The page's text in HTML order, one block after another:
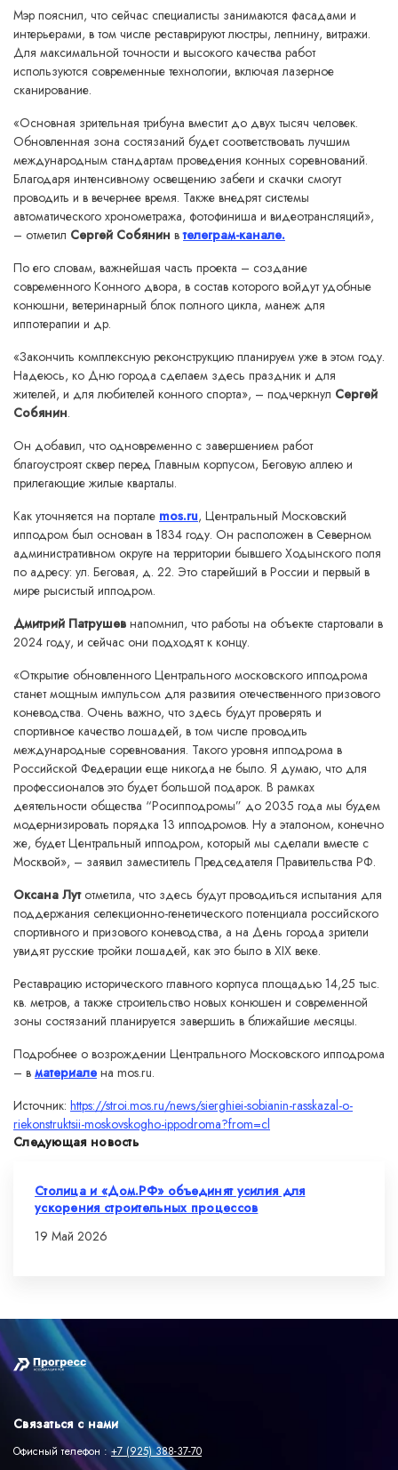
Мэр пояснил, что сейчас специалисты занимаются фасадами и
интерьерами, в том числе реставрируют люстры, лепнину, витражи.
Для максимальной точности и высокого качества работ
используются современные технологии, включая лазерное
сканирование.
«Основная зрительная трибуна вместит до двух тысяч человек.
Обновленная зона состязаний будет соответствовать лучшим
международным стандартам проведения конных соревнований.
Благодаря интенсивному освещению забеги и скачки смогут
проводить и в вечернее время. Также внедрят системы
автоматического хронометража, фотофиниша и видеотрансляций»,
– отметил Сергей Собянин втелеграм-канале.
По его словам, важнейшая часть проекта – создание
современного Конного двора, в состав которого войдут удобные
конюшни, ветеринарный блок полного цикла, манеж для
иппотерапии и др.
«Закончить комплексную реконструкцию планируем уже в этом году.
Надеюсь, ко Дню города сделаем здесь праздник и для
жителей, и для любителей конного спорта», – подчеркнул Сергей
Собянин.
Он добавил, что одновременно с завершением работ
благоустроят сквер перед Главным корпусом, Беговую аллею и
прилегающие жилые кварталы.
Как уточняется на портале mos.ru, Центральный Московский
ипподром был основан в 1834 году. Он расположен в Северном
административном округе на территории бывшего Ходынского поля
по адресу: ул. Беговая, д. 22. Это старейший в России и первый в
мире рысистый ипподром.
Дмитрий Патрушев напомнил, что работы на объекте стартовали в
2024 году, и сейчас они подходят к концу.
«Открытие обновленного Центрального московского ипподрома
станет мощным импульсом для развития отечественного призового
коневодства. Очень важно, что здесь будут проверять и
спортивное качество лошадей, в том числе проводить
международные соревнования. Такого уровня ипподрома в
Российской Федерации еще никогда не было. Я думаю, что для
профессионалов это будет большой подарок. В рамках
деятельности общества “Росипподромы” до 2035 года мы будем
модернизировать порядка 13 ипподромов. Ну а эталоном, конечно
же, будет Центральный ипподром, который мы сделали вместе с
Москвой», – заявил заместитель Председателя Правительства РФ.
Оксана Лутотметила, что здесь будут проводиться испытания для
поддержания селекционно-генетического потенциала российского
спортивного и призового коневодства, а на День города зрители
увидят русские тройки лошадей, как это было в XIX веке.
Реставрацию исторического главного корпуса площадью 14,25 тыс.
кв. метров, а также строительство новых конюшен и современной
зоны состязаний планируется завершить в ближайшие месяцы.
Подробнее о возрождении Центрального Московского ипподрома
– в материале на mos.ru.
Источник: https://stroi.mos.ru/news/sierghiei-sobianin-rasskazal-o-
riekonstruktsii-moskovskogho-ippodroma?from=cl
Следующая новость
Столица и «Дом.РФ» объединят усилия для
ускорения строительных процессов
19 Май 2026
Связаться с нами
Офисный телефон : +7 (925) 388-37-70